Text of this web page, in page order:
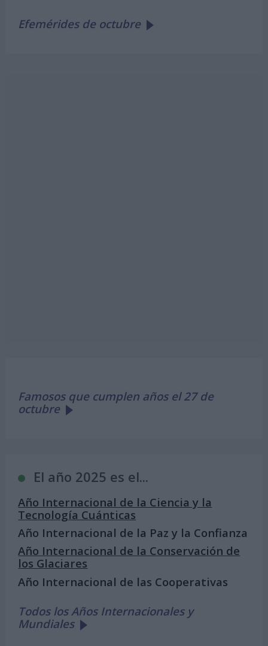
Efemérides de octubre
Famosos que cumplen años el 27 de
octubre
El año 2025 es el...
Año Internacional de la Ciencia y la
Tecnología Cuánticas
Año Internacional de la Paz y la Confianza
Año Internacional de la Conservación de
los Glaciares
Año Internacional de las Cooperativas
Todos los Años Internacionales y
Mundiales